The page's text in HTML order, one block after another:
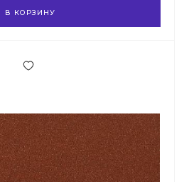
В КОРЗИНУ